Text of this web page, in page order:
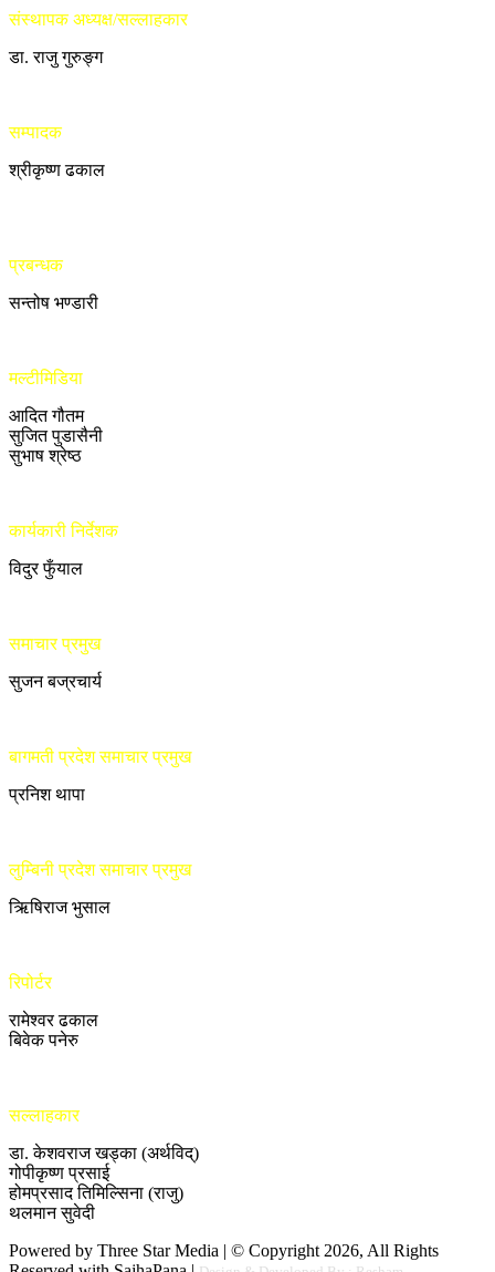
संस्थापक अध्यक्ष/सल्लाहकार
डा. राजु गुरुङ्ग
सम्पादक
श्रीकृष्ण ढकाल
प्रबन्धक
सन्तोष भण्डारी
मल्टीमिडिया
आदित गौतम
सुजित पुडासैनी
सुभाष श्रेष्ठ
कार्यकारी निर्देशक
विदुर फुँयाल
समाचार प्रमुख
सुजन बज्रचार्य
बागमती प्रदेश समाचार प्रमुख
प्रनिश थापा
लुम्बिनी प्रदेश समाचार प्रमुख
ऋिषिराज भुसाल
रिपोर्टर
रामेश्वर ढकाल
बिवेक पनेरु
सल्लाहकार
डा. केशवराज खड्का (अर्थविद्)
गोपीकृष्ण प्रसाई
होमप्रसाद तिमिल्सिना (राजु)
थलमान सुवेदी
Powered by Three Star Media | © Copyright 2026, All Rights